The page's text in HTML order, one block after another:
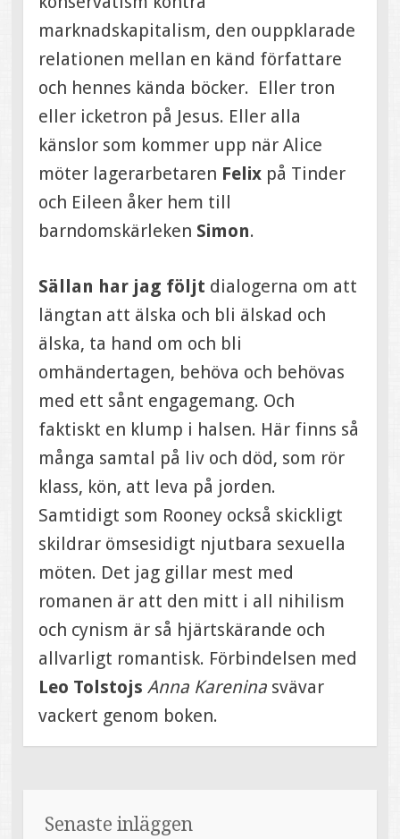
marknadskapitalism, den ouppklarade
relationen mellan en känd författare
och hennes kända böcker. Eller tron
eller icketron på Jesus. Eller alla
känslor som kommer upp när Alice
möter lagerarbetaren Felix på Tinder
och Eileen åker hem till
barndomskärleken Simon.
Sällan har jag följt dialogerna om att
längtan att älska och bli älskad och
älska, ta hand om och bli
omhändertagen, behöva och behövas
med ett sånt engagemang. Och
faktiskt en klump i halsen. Här finns så
många samtal på liv och död, som rör
klass, kön, att leva på jorden.
Samtidigt som Rooney också skickligt
skildrar ömsesidigt njutbara sexuella
möten. Det jag gillar mest med
romanen är att den mitt i all nihilism
och cynism är så hjärtskärande och
allvarligt romantisk. Förbindelsen med
Leo Tolstojs Anna Karenina svävar
vackert genom boken.
Senaste inläggen